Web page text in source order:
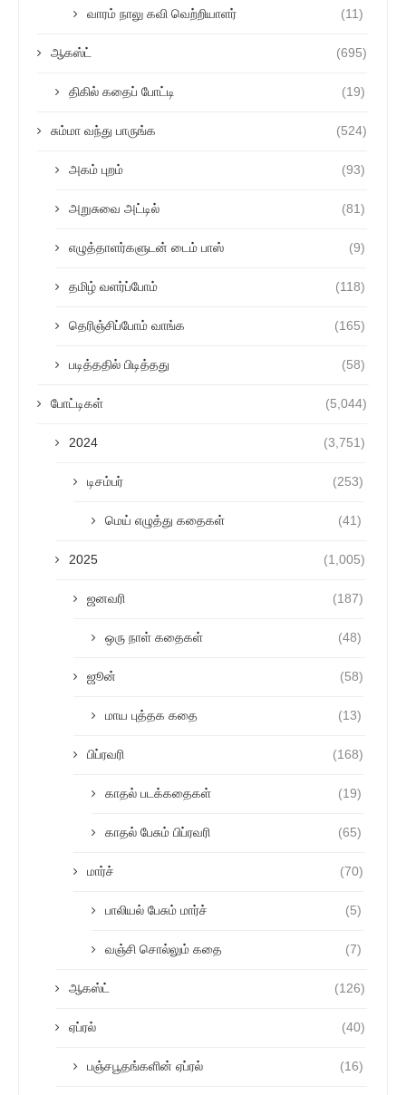
வாரம் நாலு கவி வெற்றியாளர் (11)
ஆகஸ்ட் (695)
திகில் கதைப் போட்டி (19)
சும்மா வந்து பாருங்க (524)
அகம் புறம் (93)
அறுசுவை அட்டில் (81)
எழுத்தாளர்களுடன் டைம் பாஸ் (9)
தமிழ் வளர்ப்போம் (118)
தெரிஞ்சிப்போம் வாங்க (165)
படித்ததில் பிடித்தது (58)
போட்டிகள் (5,044)
2024 (3,751)
டிசம்பர் (253)
மெய் எழுத்து கதைகள் (41)
2025 (1,005)
ஜனவரி (187)
ஒரு நாள் கதைகள் (48)
ஜூன் (58)
மாய புத்தக கதை (13)
பிப்ரவரி (168)
காதல் படக்கதைகள் (19)
காதல் பேசும் பிப்ரவரி (65)
மார்ச் (70)
பாலியல் பேசும் மார்ச் (5)
வஞ்சி சொல்லும் கதை (7)
ஆகஸ்ட் (126)
ஏப்ரல் (40)
பஞ்சபூதங்களின் ஏப்ரல் (16)